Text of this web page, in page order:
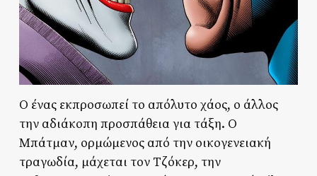
Ο ένας εκπροσωπεί το απόλυτο χάος, ο άλλος
την αδιάκοπη προσπάθεια για τάξη. Ο
Μπάτμαν, ορμώμενος από την οικογενειακή
τραγωδία, μάχεται τον Τζόκερ, την